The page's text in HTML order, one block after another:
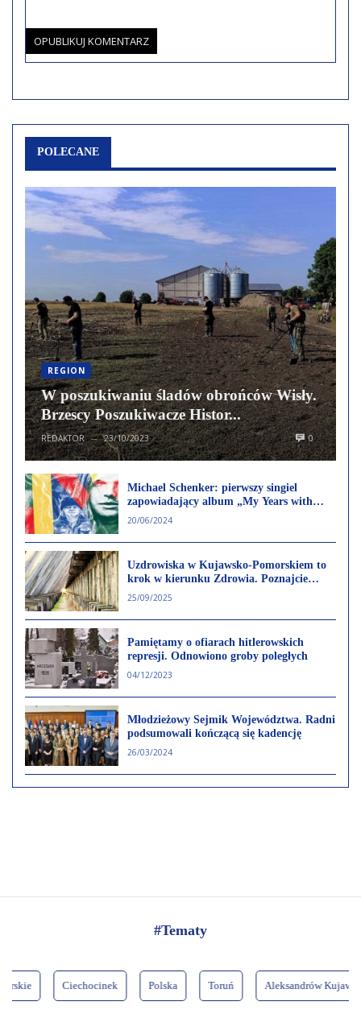
POLECANE
REGION
W poszukiwaniu śladów obrońców Wisły.
Brzescy Poszukiwacze Histor...
REDAKTOR — 23/10/2023 0
Michael Schenker: pierwszy singiel
zapowiadający album „My Years with
UFO”!
20/06/2024
Uzdrowiska w Kujawsko-Pomorskiem to
krok w kierunku Zdrowia. Poznajcie
ofertę Ciechocinka i innych kurortów
25/09/2025
Pamiętamy o ofiarach hitlerowskich
represji. Odnowiono groby poległych
04/12/2023
Młodzieżowy Sejmik Województwa. Radni
podsumowali kończącą się kadencję
26/03/2024
#Tematy
Ciechocinek Polska Toruń Aleksandrów Kujawski